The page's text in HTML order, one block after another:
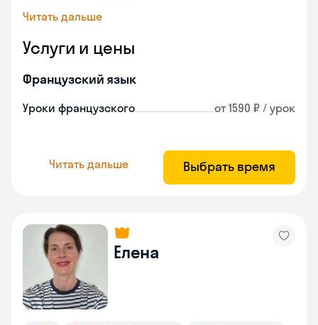
Читать дальше
Услуги и цены
Французский язык
Уроки французского от 1590 ₽ / урок
Читать дальше Выбрать время
Елена